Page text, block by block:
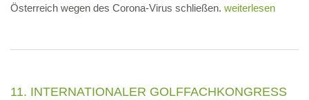
Österreich wegen des Corona-Virus schließen. weiterlesen
11. INTERNATIONALER GOLFFACHKONGRESS